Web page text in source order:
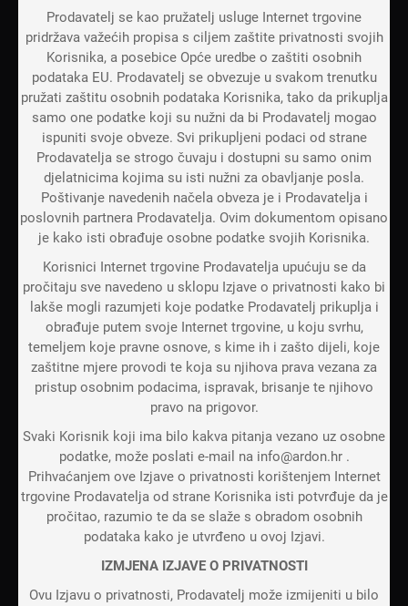
Prodavatelj se kao pružatelj usluge Internet trgovine
pridržava važećih propisa s ciljem zaštite privatnosti svojih
Korisnika, a posebice Opće uredbe o zaštiti osobnih
podataka EU. Prodavatelj se obvezuje u svakom trenutku
pružati zaštitu osobnih podataka Korisnika, tako da prikuplja
samo one podatke koji su nužni da bi Prodavatelj mogao
ispuniti svoje obveze. Svi prikupljeni podaci od strane
Prodavatelja se strogo čuvaju i dostupni su samo onim
djelatnicima kojima su isti nužni za obavljanje posla.
Poštivanje navedenih načela obveza je i Prodavatelja i
poslovnih partnera Prodavatelja. Ovim dokumentom opisano
je kako isti obrađuje osobne podatke svojih Korisnika.
Korisnici Internet trgovine Prodavatelja upućuju se da
pročitaju sve navedeno u sklopu Izjave o privatnosti kako bi
lakše mogli razumjeti koje podatke Prodavatelj prikuplja i
obrađuje putem svoje Internet trgovine, u koju svrhu,
temeljem koje pravne osnove, s kime ih i zašto dijeli, koje
zaštitne mjere provodi te koja su njihova prava vezana za
pristup osobnim podacima, ispravak, brisanje te njihovo
pravo na prigovor.
Svaki Korisnik koji ima bilo kakva pitanja vezano uz osobne
podatke, može poslati e-mail na info@ardon.hr .
Prihvaćanjem ove Izjave o privatnosti korištenjem Internet
trgovine Prodavatelja od strane Korisnika isti potvrđuje da je
pročitao, razumio te da se slaže s obradom osobnih
podataka kako je utvrđeno u ovoj Izjavi.
IZMJENA IZJAVE O PRIVATNOSTI
Ovu Izjavu o privatnosti, Prodavatelj može izmijeniti u bilo